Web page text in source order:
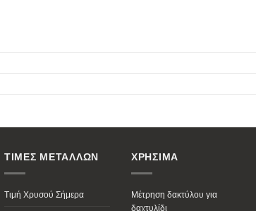
ΤΙΜΕΣ ΜΕΤΑΛΛΩΝ
Τιμή Χρυσού Σήμερα
ΧΡΗΣΙΜΑ
Μέτρηση δακτύλου για
δαχτυλίδι